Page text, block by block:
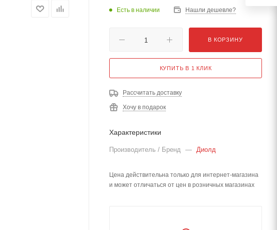
Есть в наличии Нашли дешевле?
В КОРЗИНУ
КУПИТЬ В 1 КЛИК
Рассчитать доставку
Хочу в подарок
Характеристики
Производитель / Бренд — Диолд
Цена действительна только для интернет-магазина
и может отличаться от цен в розничных магазинах